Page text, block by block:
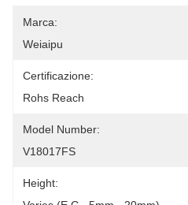
Marca:
Weiaipu
Certificazione:
Rohs Reach
Model Number:
V18017FS
Height: